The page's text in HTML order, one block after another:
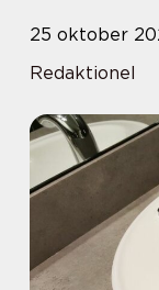
25 oktober
Redaktionel